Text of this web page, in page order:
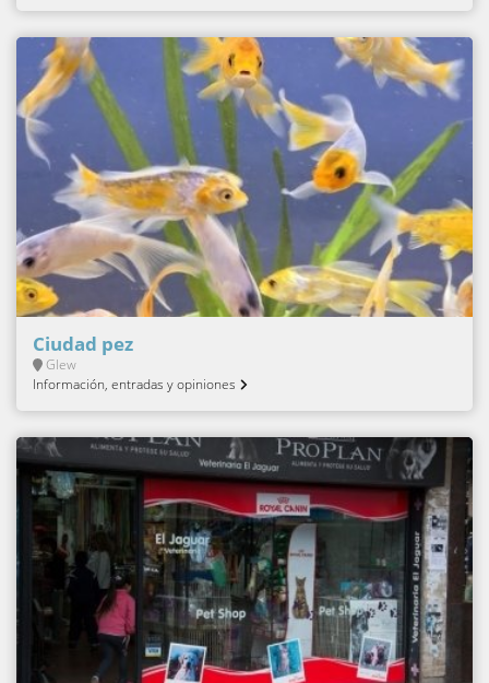
Ciudad pez
Glew
Información, entradas y opiniones